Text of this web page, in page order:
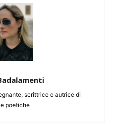
scrittrice e autrice di
poetiche